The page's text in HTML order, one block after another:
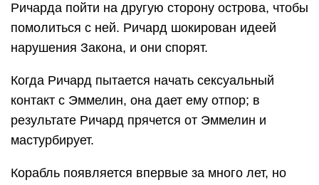
Ричарда пойти на другую сторону острова, чтобы
помолиться с ней. Ричард шокирован идеей
нарушения Закона, и они спорят.
Когда Ричард пытается начать сексуальный
контакт с Эммелин, она дает ему отпор; в
результате Ричард прячется от Эммелин и
мастурбирует.
Корабль появляется впервые за много лет, но